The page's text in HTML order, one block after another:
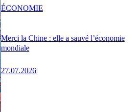
Merci la Chine : elle a sauvé l’économie
mondiale
27.07.2026
ÉCONOMIE